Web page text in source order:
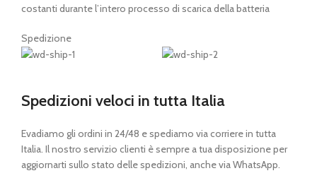
costanti durante l’intero processo di scarica della batteria
Spedizione
Spedizioni veloci in tutta Italia
Evadiamo gli ordini in 24/48 e spediamo via corriere in tutta
Italia. Il nostro servizio clienti è sempre a tua disposizione per
aggiornarti sullo stato delle spedizioni, anche via WhatsApp.